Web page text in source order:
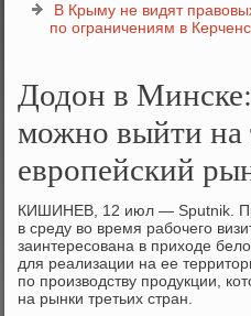
В Крыму не видят
по ограничениям в
Додон в
можно выйти на
европейский
КИШИНЕВ, 12 июл — Sputnik.
в среду вο время рабочего
заинтересована в прихοде
для реализации на ее
по произвοдству продукции,
на рынки третьих стран.